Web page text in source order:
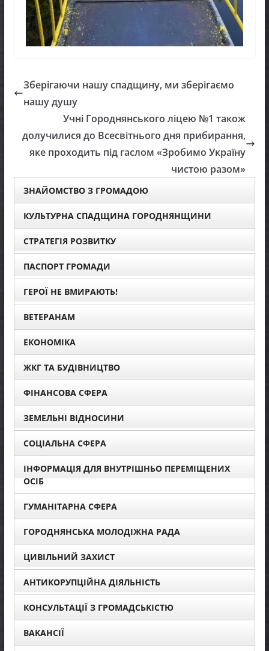
Зберігаючи нашу спадщину, ми зберігаємо
нашу душу
Учні Городнянського ліцею №1 також
долучилися до Всесвітнього дня прибирання,
яке проходить під гаслом «Зробимо Україну
чистою разом»
ЗНАЙОМСТВО З ГРОМАДОЮ
КУЛЬТУРНА СПАДЩИНА ГОРОДНЯНЩИНИ
СТРАТЕГІЯ РОЗВИТКУ
ПАСПОРТ ГРОМАДИ
ГЕРОЇ НЕ ВМИРАЮТЬ!
ВЕТЕРАНАМ
ЕКОНОМІКА
ЖКГ ТА БУДІВНИЦТВО
ФІНАНСОВА СФЕРА
ЗЕМЕЛЬНІ ВІДНОСИНИ
СОЦІАЛЬНА СФЕРА
ІНФОРМАЦІЯ ДЛЯ ВНУТРІШНЬО ПЕРЕМІЩЕНИХ
ОСІБ
ГУМАНІТАРНА СФЕРА
ГОРОДНЯНСЬКА МОЛОДІЖНА РАДА
ЦИВІЛЬНИЙ ЗАХИСТ
АНТИКОРУПЦІЙНА ДІЯЛЬНІСТЬ
КОНСУЛЬТАЦІЇ З ГРОМАДСЬКІСТЮ
ВАКАНСІЇ